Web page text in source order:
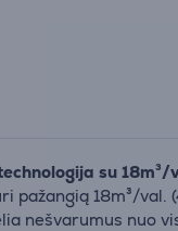
su
pažangią 18m³/
nešvarumus nuo